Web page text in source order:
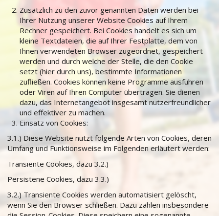
Zusätzlich zu den zuvor genannten Daten werden bei
Ihrer Nutzung unserer Website Cookies auf Ihrem
Rechner gespeichert. Bei Cookies handelt es sich um
kleine Textdateien, die auf Ihrer Festplatte, dem von
Ihnen verwendeten Browser zugeordnet, gespeichert
werden und durch welche der Stelle, die den Cookie
setzt (hier durch uns), bestimmte Informationen
zufließen. Cookies können keine Programme ausführen
oder Viren auf Ihren Computer übertragen. Sie dienen
dazu, das Internetangebot insgesamt nutzerfreundlicher
und effektiver zu machen.
Einsatz von Cookies:
3.1.) Diese Website nutzt folgende Arten von Cookies, deren
Umfang und Funktionsweise im Folgenden erläutert werden:
Transiente Cookies, dazu 3.2.)
Persistene Cookies, dazu 3.3.)
3.2.) Transiente Cookies werden automatisiert gelöscht,
wenn Sie den Browser schließen. Dazu zählen insbesondere